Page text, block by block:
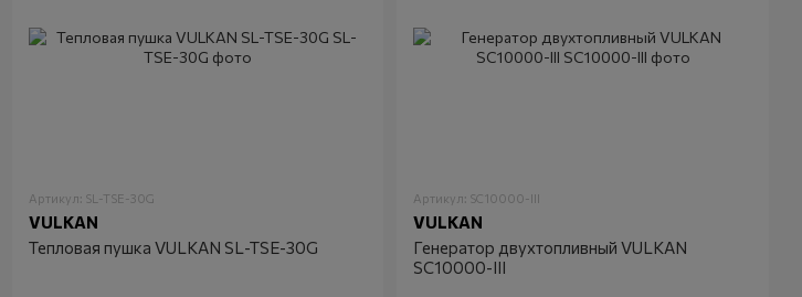
Артикул: SL-TSE-30G
VULKAN
Тепловая пушка VULKAN SL-TSE-30G
Артикул: SC10000-III
VULKAN
Генератор двухтопливный VULKAN
SC10000-III